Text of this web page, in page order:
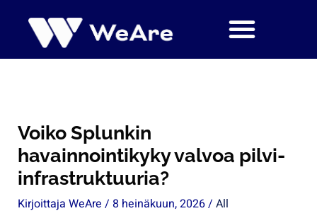
sisältöön
Voiko Splunkin
havainnointikyky valvoa pilvi-
infrastruktuuria?
Kirjoittaja WeAre / 8 heinäkuun, 2026/ All